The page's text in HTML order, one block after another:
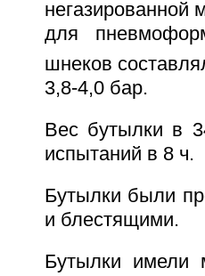
для
шнеков
3,8-4,0 бар.
Вес бутылки в
испытаний в 8 ч.
Бутылки были
и блестящими.
Бутылки имели